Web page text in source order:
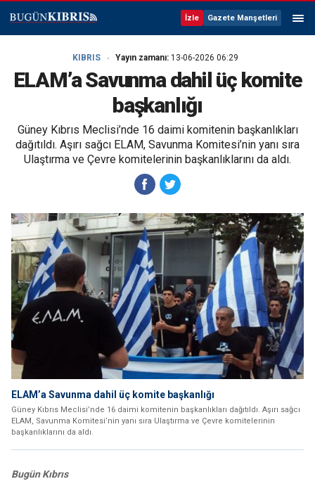
İzle Gazete Manşetleri
KIBRIS Yayın zamanı: 13-06-2026 06:29
ELAM’a Savunma dahil üç komite
başkanlığı
Güney Kıbrıs Meclisi’nde 16 daimi komitenin başkanlıkları
dağıtıldı. Aşırı sağcı ELAM, Savunma Komitesi’nin yanı sıra
Ulaştırma ve Çevre komitelerinin başkanlıklarını da aldı.
ELAM’a Savunma dahil üç komite başkanlığı
Güney Kıbrıs Meclisi’nde 16 daimi komitenin başkanlıkları dağıtıldı. Aşırı sağcı
ELAM, Savunma Komitesi’nin yanı sıra Ulaştırma ve Çevre komitelerinin
başkanlıklarını da aldı.
Bugün Kıbrıs